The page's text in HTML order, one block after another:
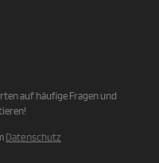
auf häufige Fragen und
Datenschutz